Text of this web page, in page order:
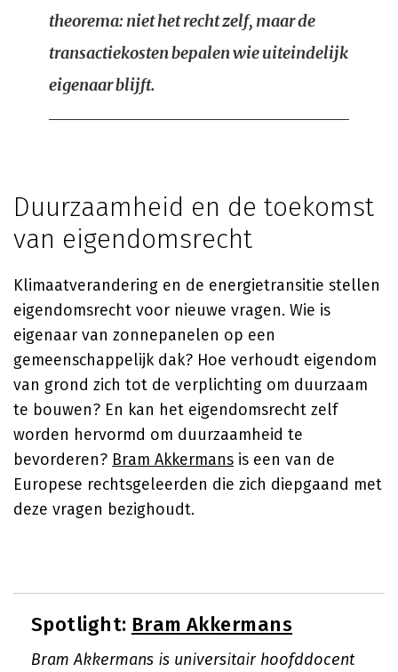
theorema: niet het recht zelf, maar de
transactiekosten bepalen wie uiteindelijk
eigenaar blijft.
Duurzaamheid en de toekomst
van eigendomsrecht
Klimaatverandering en de energietransitie stellen
eigendomsrecht voor nieuwe vragen. Wie is
eigenaar van zonnepanelen op een
gemeenschappelijk dak? Hoe verhoudt eigendom
van grond zich tot de verplichting om duurzaam
te bouwen? En kan het eigendomsrecht zelf
worden hervormd om duurzaamheid te
bevorderen? Bram Akkermans is een van de
Europese rechtsgeleerden die zich diepgaand met
deze vragen bezighoudt.
Spotlight: Bram Akkermans
Bram Akkermans is universitair hoofddocent